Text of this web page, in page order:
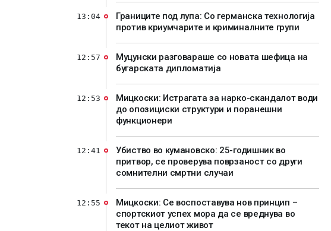
Границите под лупа: Со германска технологија
против криумчарите и криминалните групи
13:04
Муцунски разговараше со новата шефица на
бугарската дипломатија
12:57
Мицкоски: Истрагата за нарко-скандалот води
до опозициски структури и поранешни
функционери
12:53
Убиство во кумановско: 25-годишник во
притвор, се проверува поврзаност со други
сомнителни смртни случаи
12:41
Мицкоски: Се воспоставува нов принцип –
спортскиот успех мора да се вреднува во
текот на целиот живот
12:55